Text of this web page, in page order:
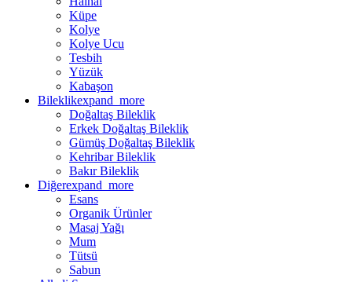
Küpe
Kolye
Kolye Ucu
Tesbih
Yüzük
Kabaşon
Bileklikexpand_more
Doğaltaş Bileklik
Erkek Doğaltaş Bileklik
Gümüş Doğaltaş Bileklik
Kehribar Bileklik
Bakır Bileklik
Diğerexpand_more
Esans
Organik Ürünler
Masaj Yağı
Mum
Tütsü
Sabun